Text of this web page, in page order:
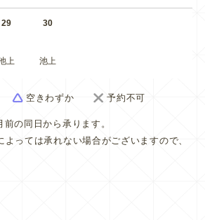
29
上
30
池上
空きわずか 予約不可
の同日から承ります。
っては承れない場合がございますので、